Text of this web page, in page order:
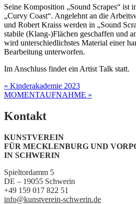
Seine Komposition „Sound Scrapes“ ist
„Curvy Coast“. Angelehnt an die
und Robert Kraiss werden in „Sound
stabile (Klang-)Flächen geschaffen und
wird unterschiedlichstes Material einer
Bearbeitung unterworfen.
Im Anschluss findet ein Artist Talk statt.
Post
navigation
« Kinderakademie 2023
MOMENTAUFNAHME »
Kontakt
KUNSTVEREIN
FÜR MECKLENBURG UND
IN SCHWERIN
Spieltordamm 5
DE – 19055 Schwerin
+49 159 017 822 51
info@kunstverein-schwerin.de